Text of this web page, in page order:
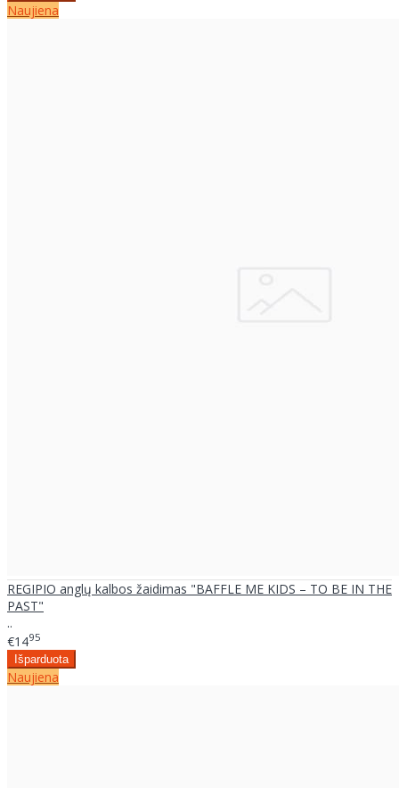
Naujiena
REGIPIO anglų kalbos žaidimas "BAFFLE ME KIDS – TO BE IN THE
PAST"
..
€1495
Naujiena